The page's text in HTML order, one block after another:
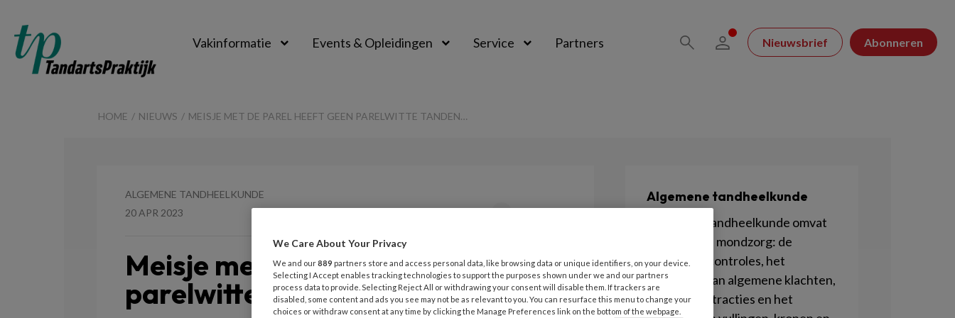
Vakinformatie Events & Opleidingen Service Partners Nieuwsbrief Abonneren
HOME NIEUWS MEISJE MET DE PAREL HEEFT GEEN PARELWITTE TANDEN…
ALGEMENE TANDHEELKUNDE
20 APR 2023
Opslaan Reacties 0 Delen
Meisje met de parel heeft geen
parelwitte tanden…
Algemene tandheelkunde
Algemene tandheelkunde omvat
de reguliere mondzorg: de
periodieke controles, het
verhelpen van algemene klachten,
maar ook extracties en het
We Care About Your Privacy
We and our889 partners store and access personal data, like browsing data or unique identifiers, on your device.
Selecting I Accept enables tracking technologies to support the purposes shown under we and our partners
process data to provide. Selecting Reject All or withdrawing your consent will disable them. If trackers are
disabled, some content and ads you see may not be as relevant to you. You can resurface this menu to change your
choices or withdraw consent at any time by clicking the Manage Preferences link on the bottom of the webpage.